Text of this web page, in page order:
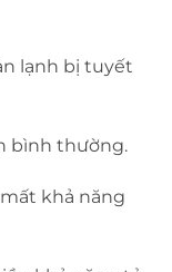
lạnh bị tuyết
bình thường.
khả năng